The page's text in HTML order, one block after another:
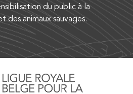
du public à la
des animaux sauvages.